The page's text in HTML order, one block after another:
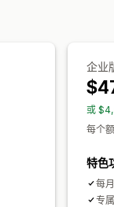
企业
或
每个
特色
每
专